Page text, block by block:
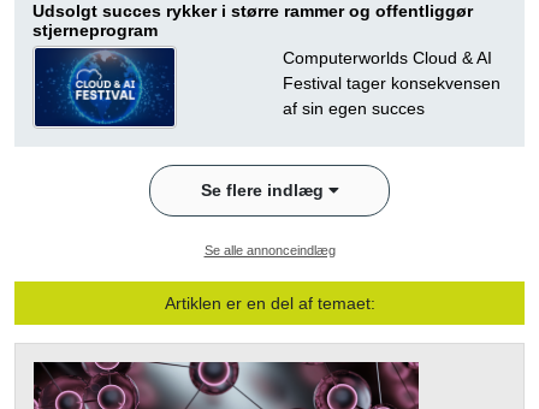
Udsolgt succes rykker i større rammer og offentliggør
stjerneprogram
Computerworlds Cloud & AI
Festival tager konsekvensen
af sin egen succes
Se flere indlæg
Se alle annonceindlæg
Artiklen er en del af temaet: